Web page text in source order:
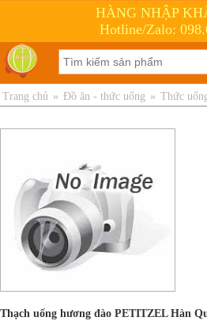
HÀNG NHẬP
Hotline/Zalo:
Trang chủ » Đồ ăn - thức uống » Thức
Thạch uống hương đào PETITZEL Hàn